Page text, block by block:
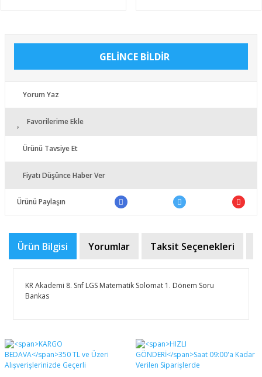
GELİNCE BİLDİR
Yorum Yaz
Favorilerime Ekle
Ürünü Tavsiye Et
Fiyatı Düşünce Haber Ver
Ürünü Paylaşın
Ürün Bilgisi Yorumlar Taksit Seçenekleri
KR Akademi 8. Snf LGS Matematik Solomat 1. Dönem Soru
Bankas
Bu ürüne ilk yorumu siz yapın!
Bu ürünün fiyat bilgisi, resim, ürün açıklamalarında ve
diğer konularda yetersiz gördüğünüz noktaları öneri
formunu kullanarak tarafımıza iletebilirsiniz.
Görüş ve önerileriniz için teşekkür ederiz.